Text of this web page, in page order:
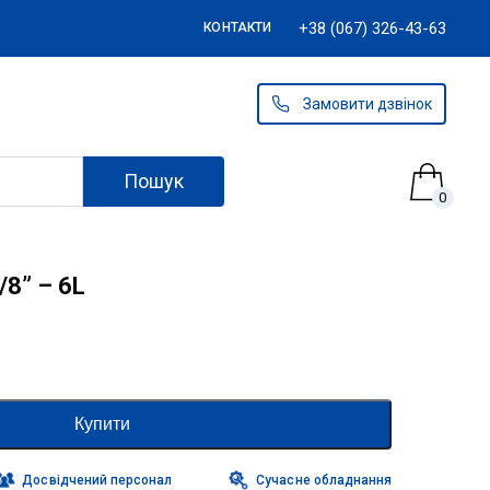
КОНТАКТИ +38 (067) 326-43-63
Замовити дзвінок
Пошук
0
– 6L
Купити
Досвідчений персонал Сучасне обладнання